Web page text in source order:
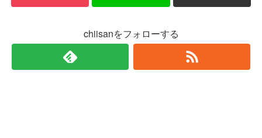
chiisanをフォローする